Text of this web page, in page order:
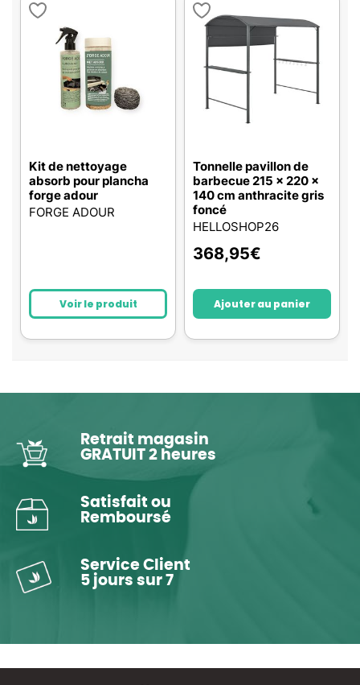
Kit de nettoyage
absorb pour plancha
forge adour
FORGE ADOUR
Voir le produit
Tonnelle pavillon de
barbecue 215 x 220 x
140 cm anthracite gris
foncé
HELLOSHOP26
368,95€
Ajouter au panier
Retrait magasin
GRATUIT 2 heures
Satisfait ou
Remboursé
Service Client
5 jours sur 7